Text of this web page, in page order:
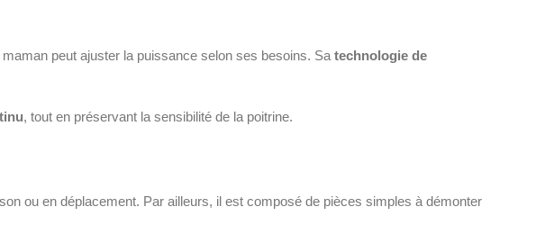
maman peut ajuster la puissance selon ses besoins. Satechnologie de
, tout en préservant la sensibilité de la poitrine.
ou en déplacement. Par ailleurs, il est composé de pièces simples à démonter